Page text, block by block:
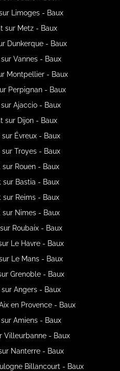
Limoges - Baux
sur Metz - Baux
Dunkerque - Baux
Vannes - Baux
Montpellier - Baux
Perpignan - Baux
Ajaccio - Baux
sur Dijon - Baux
Évreux - Baux
Troyes - Baux
Rouen - Baux
sur Bastia - Baux
sur Reims - Baux
sur Nimes - Baux
Roubaix - Baux
Le Havre - Baux
Le Mans - Baux
Grenoble - Baux
Angers - Baux
en Provence - Baux
Amiens - Baux
Villeurbanne - Baux
Nanterre - Baux
Billancourt - Baux